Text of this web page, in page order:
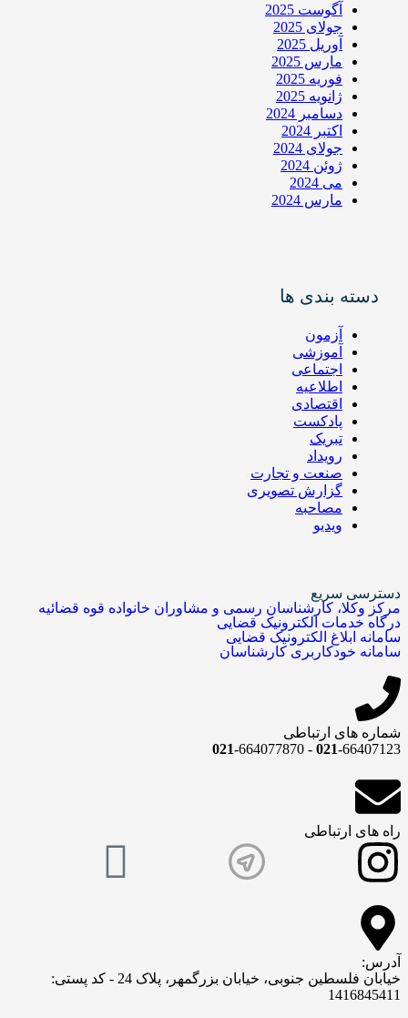
آگوست 2025
جولای 2025
آوریل 2025
مارس 2025
فوریه 2025
ژانویه 2025
دسامبر 2024
اکتبر 2024
جولای 2024
ژوئن 2024
می 2024
مارس 2024
دسته بندی ها
آزمون
آموزشی
اجتماعی
اطلاعیه
اقتصادی
پادکست
تبریک
رویداد
صنعت و تجارت
گزارش تصویری
مصاحبه
ویدیو
دسترسی سریع
مرکز وکلا، کارشناسان رسمی و مشاوران خانواده قوه قضائیه
درگاه خدمات الکترونیک قضایی
سامانه ابلاغ الکترونیک قضایی
سامانه خودکاربری کارشناسان
شماره های ارتباطی
021-66407123 -
021-664077870
راه های ارتباطی
آدرس:
خیابان فلسطین جنوبی، خیابان بزرگمهر، پلاک 24 - کد پستی:
1416845411